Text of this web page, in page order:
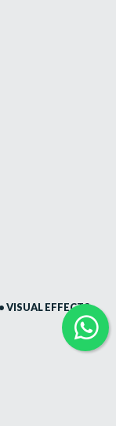
VISUAL EFFECTS